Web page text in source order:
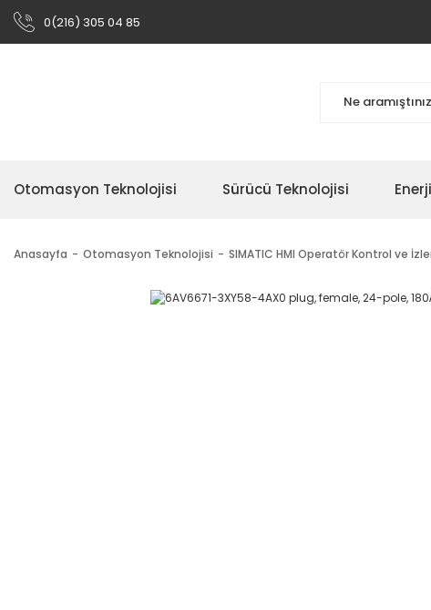
0(216) 305 04 85
Otomasyon Teknolojisi Sürücü Teknolojisi
Anasayfa Otomasyon Teknolojisi SIMATIC HMI Operatör Kontrol ve